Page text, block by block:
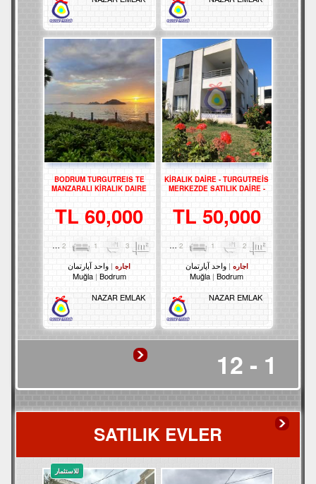
KİRALIK DAİRE - TURGUTREİS
MERKEZDE SATILIK DAİRE -
50,000 TL
90m²
2 1 2
اجاره
واحد آپارتمان
Muğla Bodrum
NAZAR EMLAK
BODRUM TURGUTREIS TE
MANZARALI KİRALIK DAIRE
60,000 TL
110m²
2 1 3
اجاره
واحد آپارتمان
Muğla Bodrum
NAZAR EMLAK
1 - 12
SATILIK EVLER
للاستثمار